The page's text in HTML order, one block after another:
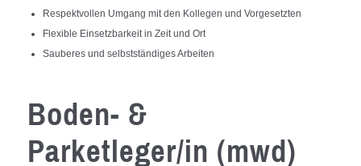
Respektvollen Umgang mit den Kollegen und Vorgesetzten
Flexible Einsetzbarkeit in Zeit und Ort
Sauberes und selbstständiges Arbeiten
Boden- &
Parketleger/in (mwd)